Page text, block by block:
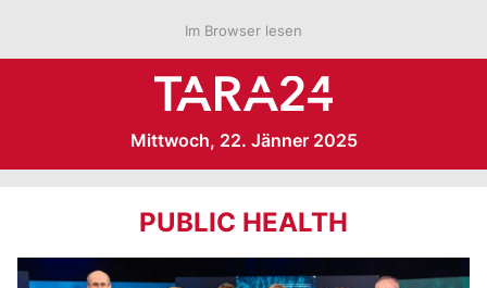
Im Browser lesen
Mittwoch, 22. Jänner 2025
PUBLIC HEALTH